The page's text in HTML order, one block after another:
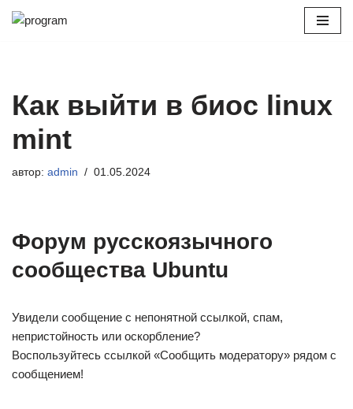
Как выйти в биос linux
mint
автор: admin 01.05.2024
Форум русскоязычного
сообщества Ubuntu
Увидели сообщение с непонятной ссылкой, спам,
непристойность или оскорбление?
Воспользуйтесь ссылкой «Сообщить модератору» рядом с
сообщением!